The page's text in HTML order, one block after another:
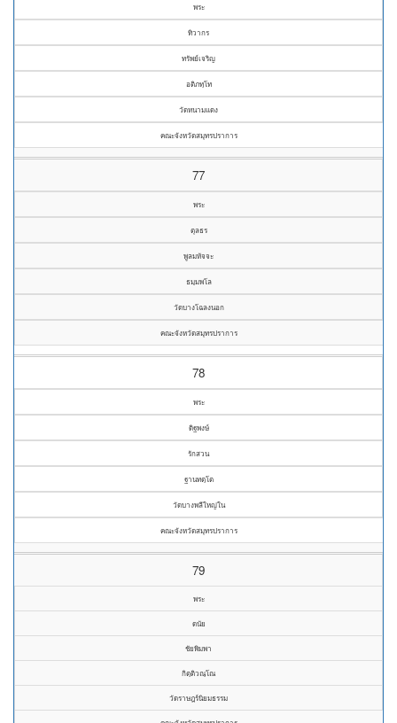
พระ
ทิวากร
ทรัพย์เจริญ
อติภทฺโท
วัดหนามแดง
คณะจังหวัดสมุทรปราการ
77
พระ
ตุลธร
พูลมหัจจะ
ธมฺมพโล
วัดบางโฉลงนอก
คณะจังหวัดสมุทรปราการ
78
พระ
ดิฐพงษ์
รักสวน
ฐานทตฺโต
วัดบางพลีใหญ่ใน
คณะจังหวัดสมุทรปราการ
79
พระ
ดนัย
ชัยพิมพา
กิตฺติวณฺโณ
วัดราษฎร์นิยมธรรม